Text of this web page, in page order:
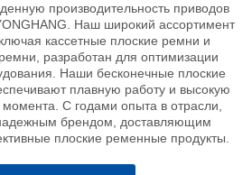
производительность приводов
Наш широкий ассортимент
кассетные плоские ремни и
разработан для оптимизации
Наши бесконечные плоские
плавную работу и высокую
момента. С годами опыта в отрасли,
брендом, доставляющим
плоские ременные продукты.